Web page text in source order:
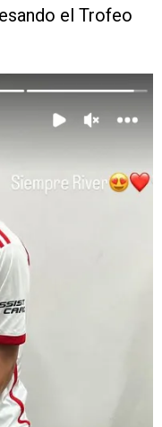
el Trofeo